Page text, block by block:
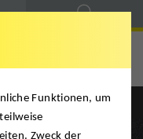
Funktionen, um
Zweck der